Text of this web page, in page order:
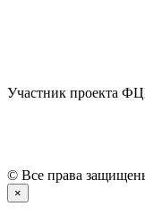
Участник проекта
© Все права
×